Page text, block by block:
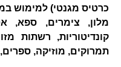
כרטיס מגנטי) למימוש
מלון, צימרים, ספא,
קונדיטוריות, רשתות
תמרוקים, מוזיקה,